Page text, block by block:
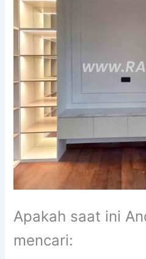
Apakah saat ini
mencari: